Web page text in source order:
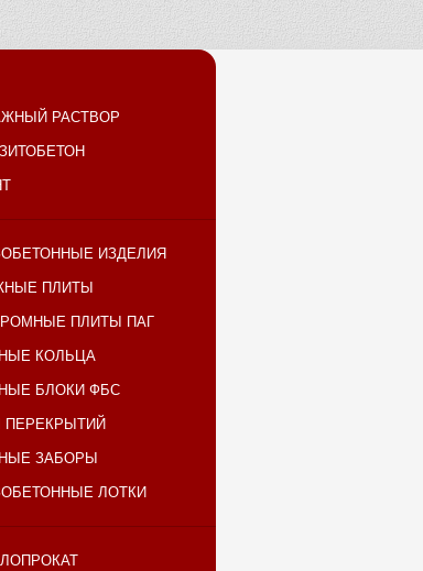
РАСТВОР
ИЗДЕЛИЯ
ПЛИТЫ
ПЛИТЫ ПАГ
КОЛЬЦА
БЛОКИ ФБС
ПЕРЕКРЫТИЙ
ЗАБОРЫ
ЛОТКИ